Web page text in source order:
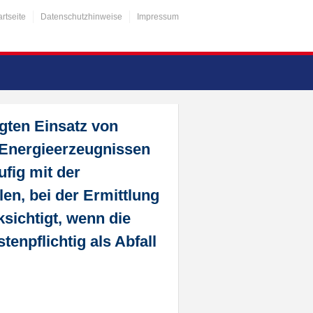
Datenschutzhinweise Impressum
Einsatz von
mit der
bei der Ermittlung
wenn die
als Abfall